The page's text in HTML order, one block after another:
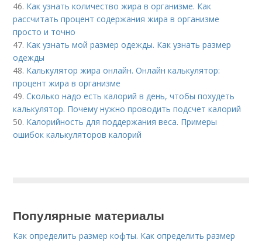
46. Как узнать количество жира в организме. Как
рассчитать процент содержания жира в организме
просто и точно
47. Как узнать мой размер одежды. Как узнать размер
одежды
48. Калькулятор жира онлайн. Онлайн калькулятор:
процент жира в организме
49.Сколько надо есть калорий в день, чтобы похудеть
калькулятор. Почему нужно проводить подсчет калорий
50. Калорийность для поддержания веса. Примеры
ошибок калькуляторов калорий
Популярные материалы
Как определить размер кофты. Как определить размер